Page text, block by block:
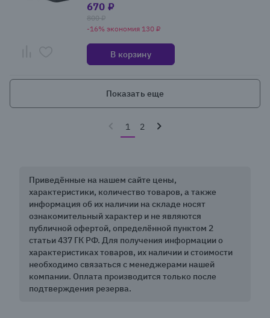
670 ₽
800 ₽
-16% экономия 130 ₽
В корзину
Показать еще
1 2
Приведённые на нашем сайте цены,
характеристики, количество товаров, а также
информация об их наличии на складе носят
ознакомительный характер и не являются
публичной офертой, определённой пунктом 2
статьи 437 ГК РФ. Для получения информации о
характеристиках товаров, их наличии и стоимости
необходимо связаться с менеджерами нашей
компании. Оплата производится только после
подтверждения резерва.